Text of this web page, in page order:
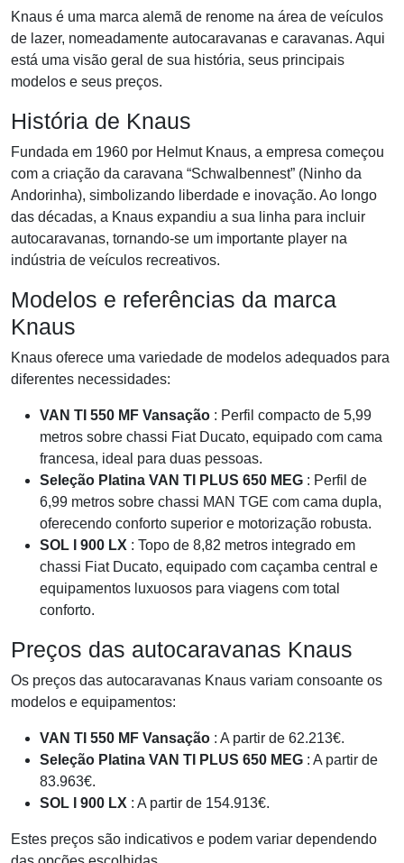
Knaus é uma marca alemã de renome na área de veículos
de lazer, nomeadamente autocaravanas e caravanas. Aqui
está uma visão geral de sua história, seus principais
modelos e seus preços.
História de Knaus
Fundada em 1960 por Helmut Knaus, a empresa começou
com a criação da caravana “Schwalbennest” (Ninho da
Andorinha), simbolizando liberdade e inovação. Ao longo
das décadas, a Knaus expandiu a sua linha para incluir
autocaravanas, tornando-se um importante player na
indústria de veículos recreativos.
Modelos e referências da marca
Knaus
Knaus oferece uma variedade de modelos adequados para
diferentes necessidades:
VAN TI 550 MF Vansação : Perfil compacto de 5,99
metros sobre chassi Fiat Ducato, equipado com cama
francesa, ideal para duas pessoas.
Seleção Platina VAN TI PLUS 650 MEG : Perfil de
6,99 metros sobre chassi MAN TGE com cama dupla,
oferecendo conforto superior e motorização robusta.
SOL I 900 LX : Topo de 8,82 metros integrado em
chassi Fiat Ducato, equipado com caçamba central e
equipamentos luxuosos para viagens com total
conforto.
Preços das autocaravanas Knaus
Os preços das autocaravanas Knaus variam consoante os
modelos e equipamentos:
VAN TI 550 MF Vansação : A partir de 62.213€.
Seleção Platina VAN TI PLUS 650 MEG : A partir de
83.963€.
SOL I 900 LX : A partir de 154.913€.
Estes preços são indicativos e podem variar dependendo